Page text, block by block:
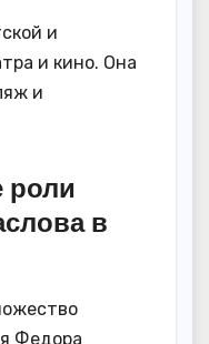
и
и кино. Она
и
роли
в
Федора